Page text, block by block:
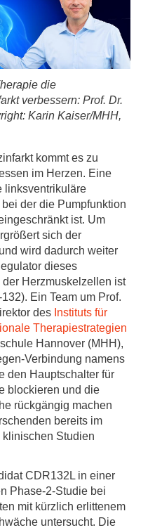
die
verbessern: Prof. Dr.
Karin Kaiser/MHH,
kommt es zu
im Herzen. Eine
linksventrikuläre
der die Pumpfunktion
ist. Um
sich der
wird dadurch weiter
dieses
Herzmuskelzellen ist
Ein Team um Prof.
des Instituts für
Therapiestrategien
Hannover (MHH),
Verbindung namens
den Hauptschalter für
blockieren und die
rückgängig machen
bereits im
Studien
CDR132L in einer
Phase-2-Studie bei
mit kürzlich erlittenem
untersucht. Die